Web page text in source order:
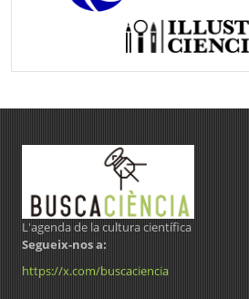
L'agenda de la cultura científica
Segueix-nos a:
https://x.com/buscaciencia